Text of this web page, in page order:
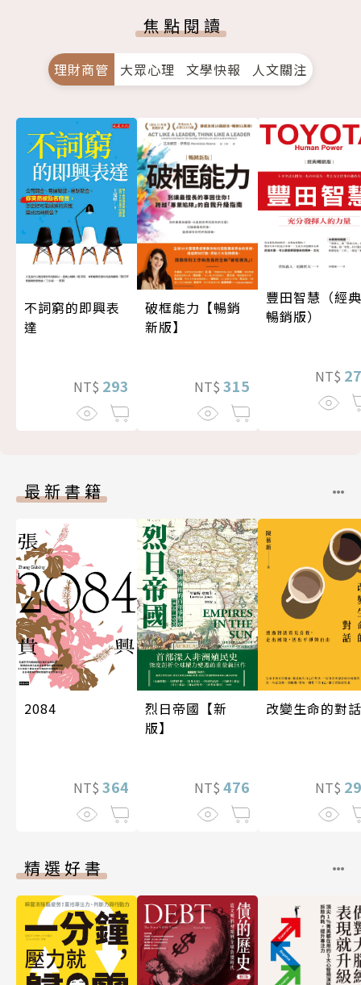
焦點閱讀
理財商管 大眾心理 文學快報 人文關注
不詞窮的即興表
達
NT$ 293
破框能力【暢銷
新版】
NT$ 315
豐田智慧（經典
暢銷版）
NT$
最新書籍
2084
NT$ 364
烈日帝國【新
版】
NT$ 476
改變生命的對話
NT$
精選好書